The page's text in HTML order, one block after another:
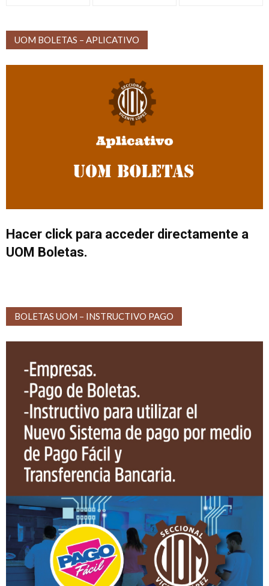
UOM BOLETAS – APLICATIVO
Hacer click para acceder directamente a
UOM Boletas.
BOLETAS UOM – INSTRUCTIVO PAGO